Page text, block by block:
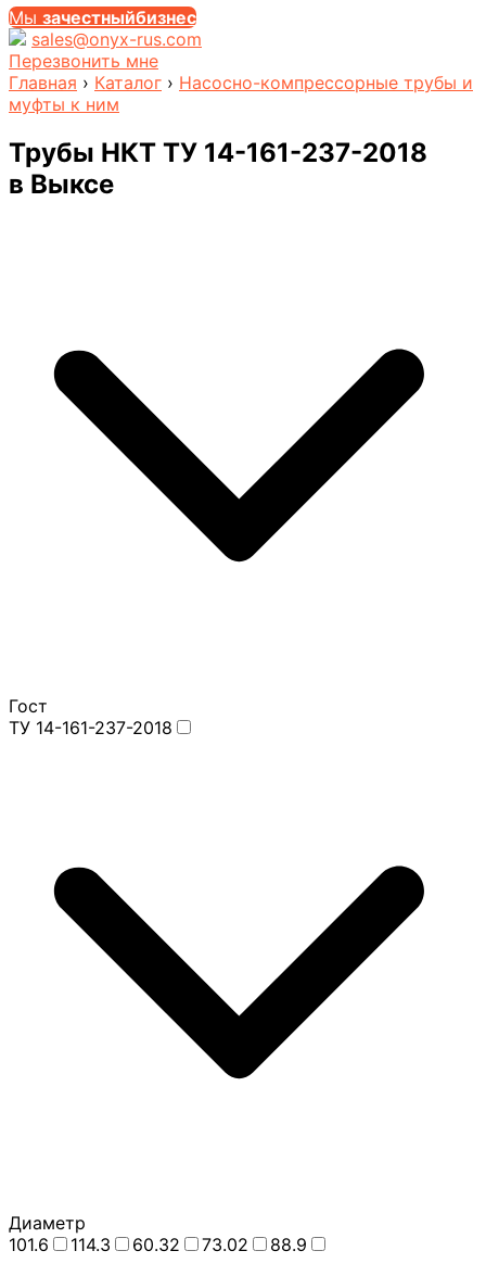
Мы зачестныйбизнес
sales@onyx-rus.com
Перезвонить мне
Главная › Каталог › Насосно-компрессорные трубы и
муфты к ним
Трубы НКТ ТУ 14-161-237-2018
в Выксе
Гост
ТУ 14-161-237-2018
Диаметр
101.6
114.3 60.32 73.02 88.9